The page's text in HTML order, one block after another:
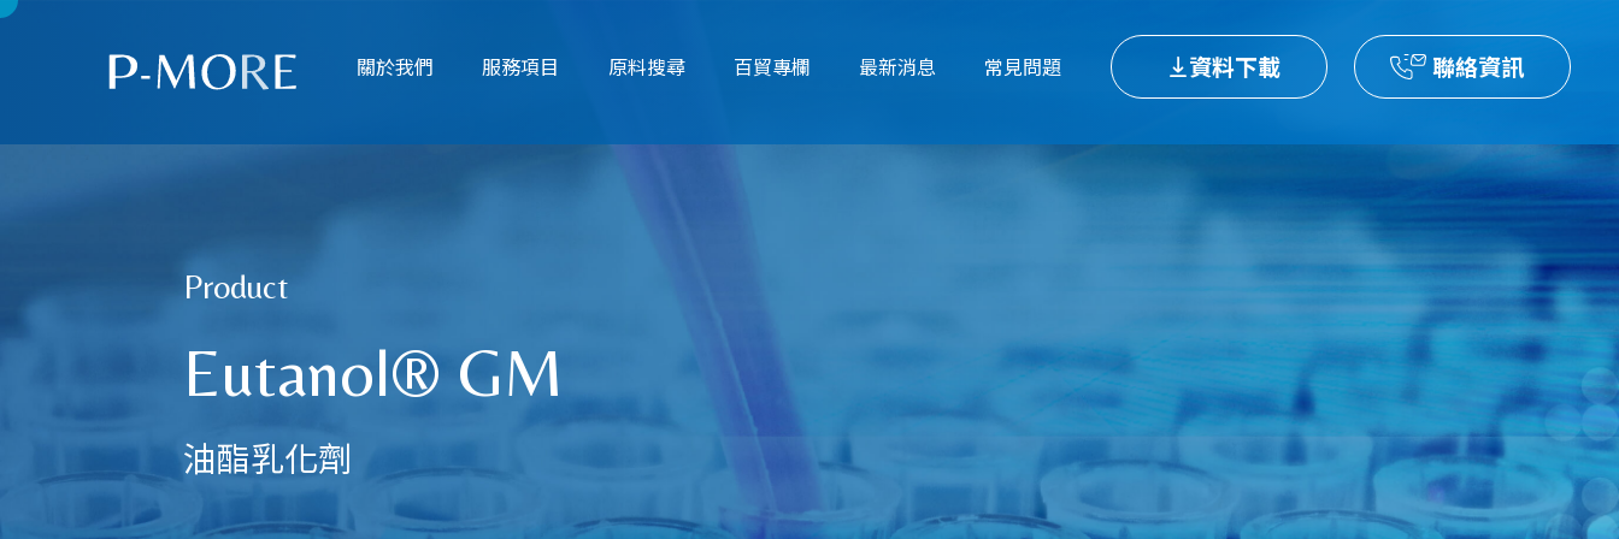
關於我們 服務項目 原料搜尋 百貿專欄 最新消息 常見問題 資料下載 聯絡資訊
Product
Eutanol® GM
油酯乳化劑